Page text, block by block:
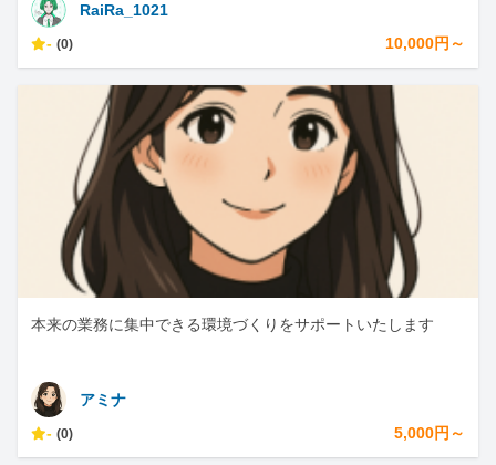
RaiRa_1021
- (0) 10,000円～
本来の業務に集中できる環境づくりをサポートいたします
アミナ
- (0) 5,000円～